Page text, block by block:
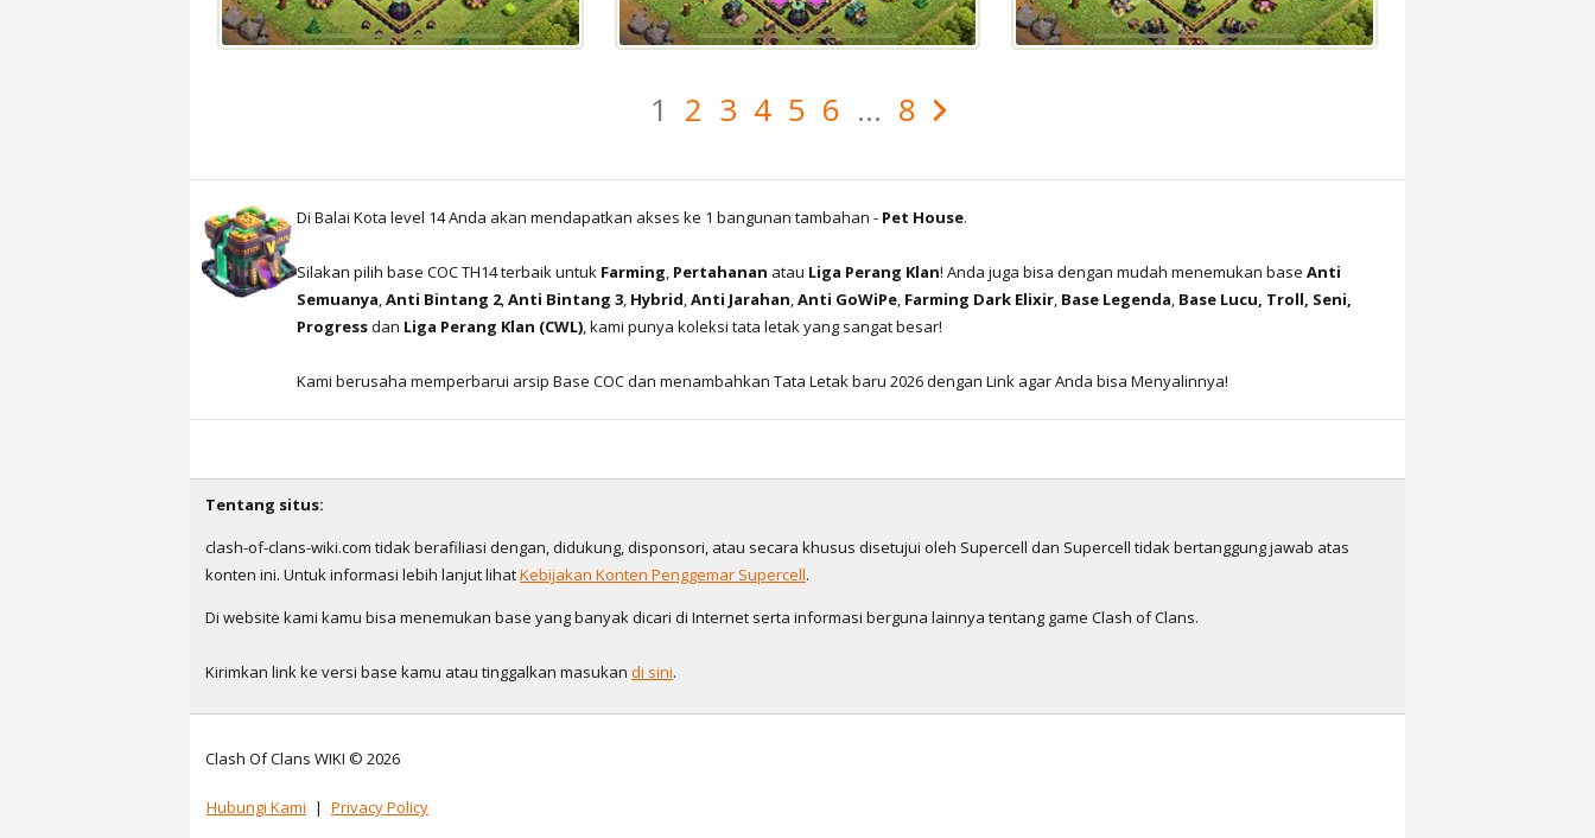
1 2 3 4 5 6 ... 8
Di Balai Kota level 14 Anda akan mendapatkan akses ke 1 bangunan tambahan - Pet House.
Silakan pilih base COC TH14 terbaik untuk Farming, Pertahanan atau Liga Perang Klan! Anda juga bisa dengan mudah menemukan base Anti
Semuanya,Anti Bintang 2,Anti Bintang 3, Hybrid,Anti Jarahan,Anti GoWiPe, Farming Dark Elixir, Base Legenda, Base Lucu, Troll, Seni,
Progressdan Liga Perang Klan (CWL), kami punya koleksi tata letak yang sangat besar!
Kami berusaha memperbarui arsip Base COC dan menambahkan Tata Letak baru 2026 dengan Link agar Anda bisa Menyalinnya!
Tentang situs:
clash-of-clans-wiki.com tidak berafiliasi dengan, didukung, disponsori, atau secara khusus disetujui oleh Supercell dan Supercell tidak bertanggung jawab atas
konten ini. Untuk informasi lebih lanjut lihatKebijakan Konten Penggemar Supercell.
Di website kami kamu bisa menemukan base yang banyak dicari di Internet serta informasi berguna lainnya tentang game Clash of Clans.
Kirimkan link ke versi base kamu atau tinggalkan masukan di sini.
Clash Of Clans WIKI © 2026
Hubungi Kami | Privacy Policy